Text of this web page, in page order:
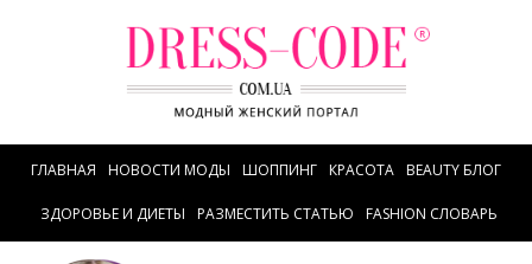
ГЛАВНАЯ НОВОСТИ МОДЫ ШОППИНГ КРАСОТА BEAUTY БЛОГ
ЗДОРОВЬЕ И ДИЕТЫ РАЗМЕСТИТЬ СТАТЬЮ FASHION СЛОВАРЬ